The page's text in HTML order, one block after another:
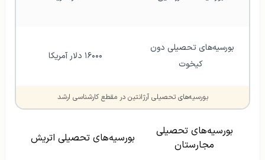
کیخوت
۱۶۰۰۰ دلار آمریکا
بورسیه‌های تحصیلی آرژانتین در مقطع کارشناسی ارشد
بورسیه‌های تحصیلی
مجارستان
بورسیه‌های تحصیلی اتریش